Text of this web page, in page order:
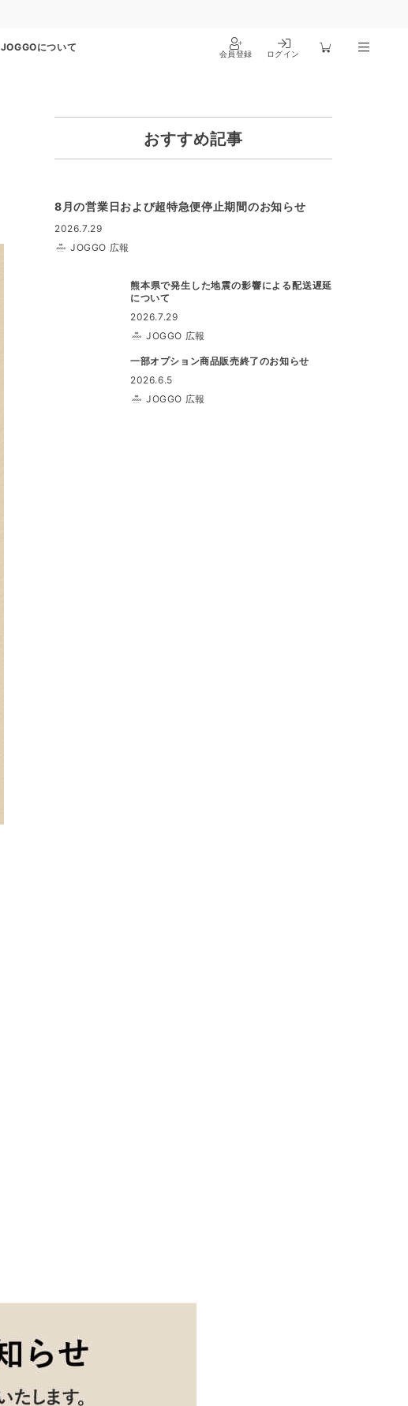
JOGGOについて
会員登録 ログイン
おすすめ記事
8月の営業日および超特急便停止期間のお知らせ
2026.7.29
JOGGO 広報
熊本県で発生した地震の影響による配送遅延
について
2026.7.29
JOGGO 広報
一部オプション商品販売終了のお知らせ
2026.6.5
JOGGO 広報